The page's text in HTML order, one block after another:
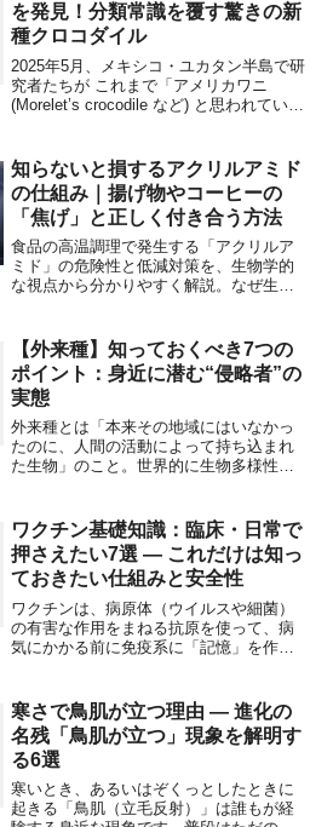
を発見！分類常識を覆す驚きの新
種クロコダイル
2025年5月、メキシコ・ユカタン半島で研
究者たちが これまで「アメリカワニ
(Morelet’s crocodile など) と思われていた
ました。この記事では、この新種ワニの
発見がもたらす分類学・進化学・保全の
意義について詳しく解説します。種の認
識が変わるというのは、動物学・進化生
物学において非常に重大なことであり、
特にワニ類のように古くから研究されて
きたグループでは、この発見は既存の知
見を見直す契機になります。
知らないと損するアクリルアミド
の仕組み｜揚げ物やコーヒーの
「焦げ」と正しく付き合う方法
食品の高温調理で発生する「アクリルア
ミド」の危険性と低減対策を、生物学的
な視点から分かりやすく解説。なぜ生成
がさない調理のコツなど、明日から役立
つ具体策7選を紹介します。
【外来種】知っておくべき7つの
ポイント：身近に潜む“侵略者”の
実態
外来種とは「本来その地域にはいなかっ
たのに、人間の活動によって持ち込まれ
た生物」のこと。世界的に生物多様性を
こでは、外来種について知っておくべき
ポイントを7つにまとめました。「アライ
グマやブラックバスくらいしか知らな
い」という人も、読み終える頃には街を
歩く目が少し変わるはずです。
ワクチン基礎知識：臨床・日常で
押さえたい7選 — これだけは知っ
ておきたい仕組みと安全性
ワクチンは、病原体（ウイルスや細菌）
の有害な作用をまねる抗原を使って、病
気にかかる前に免疫系に「記憶」を作ら
疫を誘導します。世界保健機関（WHO）
や各国公衆衛生機関は、ワクチンを「疾
病予防の最も安全で効果的な方法の一
つ」と位置づけています。
寒さで鳥肌が立つ理由 — 進化の
名残「鳥肌が立つ」現象を解明す
る6選
寒いとき、あるいはぞくっとしたときに
起きる「鳥肌（立毛反射）」は誰もが経